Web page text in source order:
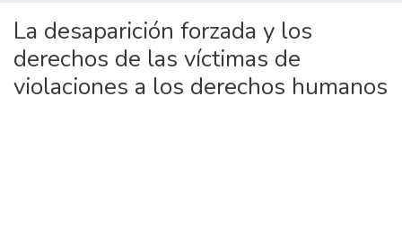
La desaparición forzada y los
derechos de las víctimas de
violaciones a los derechos humanos